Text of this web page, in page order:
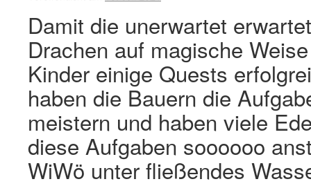
Damit die unerwartet
Drachen auf magische
Kinder einige Quests
haben die Bauern die
meistern und haben viele
diese Aufgaben soooooo
WiWö unter fließendes